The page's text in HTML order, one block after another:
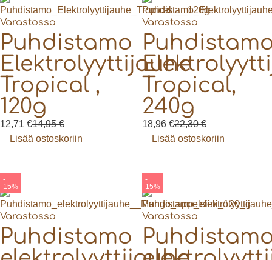
Varastossa
Puhdistamo
Elektrolyyttijauhe
Tropical ,
120g
14,95€
12,71 €
Lisää ostoskoriin
Varastossa
Tropical,
240g
22,30€
18,96 €
Lisää ostoskoriin
-
15%
Varastossa
Puhdistamo
-
15%
Varastossa